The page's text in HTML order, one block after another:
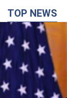
TOP NEWS